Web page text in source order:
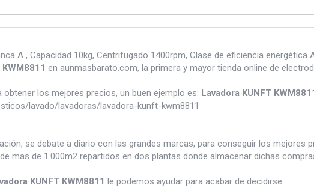
A , Capacidad 10kg, Centrifugado 1400rpm, Clase de eficiencia energética
en aunmasbarato.com, la primera y mayor tienda online de
los mejores precios, un buen ejemplo es: Lavadora KUNFT
lavado/lavadoras/lavadora-kunft-kwm8811
se debate a diario con las grandes marcas, para conseguir los mejores
mas de 1.000m2 repartidos en dos plantas donde almacenar dichas
KUNFT KWM8811 le podemos ayudar para acabar de decidirse.